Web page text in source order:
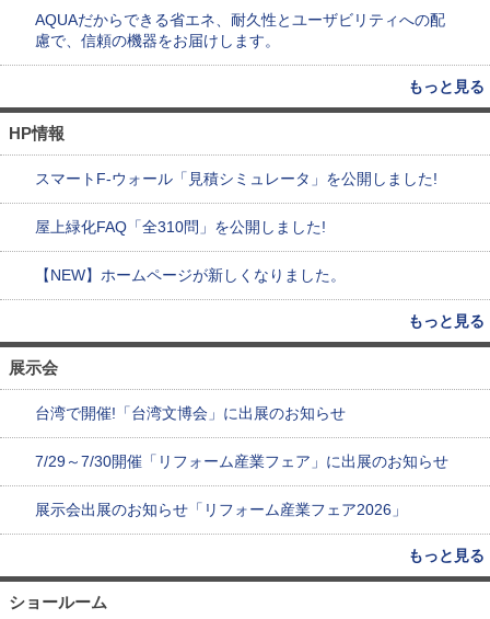
AQUAだからできる省エネ、耐久性とユーザビリティへの配
慮で、信頼の機器をお届けします。
もっと見る
HP情報
スマートF-ウォール「見積シミュレータ」を公開しました!
屋上緑化FAQ「全310問」を公開しました!
【NEW】ホームページが新しくなりました。
もっと見る
展示会
台湾で開催!「台湾文博会」に出展のお知らせ
7/29～7/30開催「リフォーム産業フェア」に出展のお知らせ
展示会出展のお知らせ「リフォーム産業フェア2026」
もっと見る
ショールーム